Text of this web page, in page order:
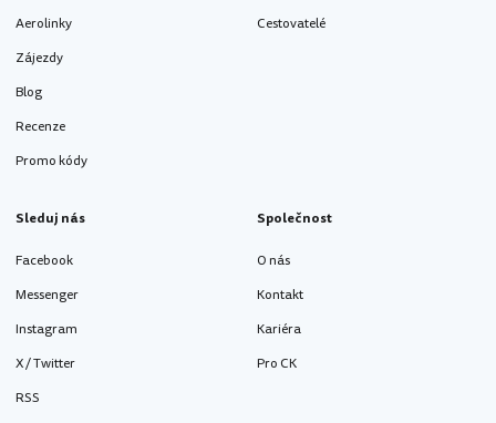
Aerolinky
Zájezdy
Blog
Recenze
Promo kódy
Cestovatelé
Sleduj nás
Facebook
Messenger
Instagram
X / Twitter
RSS
Společnost
O nás
Kontakt
Kariéra
Pro CK